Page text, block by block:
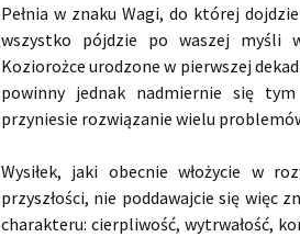
Pełnia w znaku Wagi, do której
wszystko pójdzie po waszej myśli
Koziorożce urodzone w pierwszej
powinny jednak nadmiernie się
przyniesie rozwiązanie wielu
Wysiłek, jaki obecnie włożycie w
przyszłości, nie poddawajcie się więc
charakteru: cierpliwość, wytrwałość,